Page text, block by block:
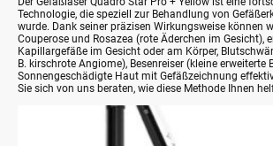
Technologie, die speziell zur Behandlung von
wurde. Dank seiner präzisen Wirkungsweise können
Couperose und Rosazea (rote Äderchen im Gesicht),
Kapillargefäße im Gesicht oder am Körper,
B. kirschrote Angiome), Besenreiser (kleine erweiterte
Sonnengeschädigte Haut mit Gefäßzeichnung
Sie sich von uns beraten, wie diese Methode Ihnen